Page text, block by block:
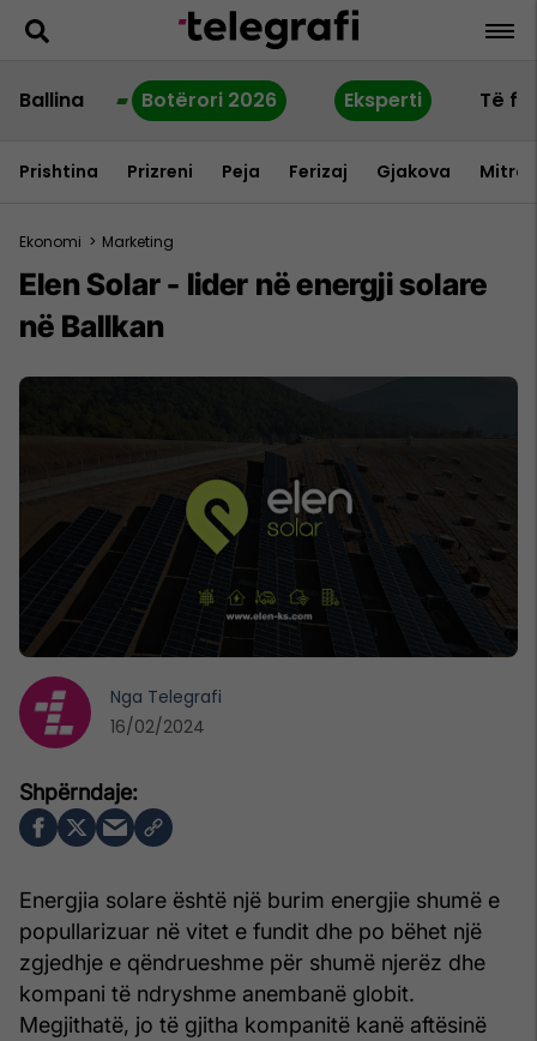
Ballina Botërori 2026 Eksperti Të
Prishtina Prizreni Peja Ferizaj Gjakova
Ekonomi > Marketing
Elen Solar - lider në energji solare
në Ballkan
Energjia solare është një burim energjie shumë e
popullarizuar në vitet e fundit dhe po bëhet një
zgjedhje e qëndrueshme për shumë njerëz dhe
kompani të ndryshme anembanë globit.
Megjithatë, jo të gjitha kompanitë kanë aftësinë
Nga Telegrafi
16/02/2024